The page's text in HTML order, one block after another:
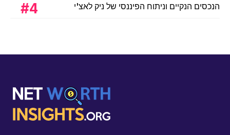
הנכסים הנקיים וניתוח הפיננסי של ניק לאצ'י